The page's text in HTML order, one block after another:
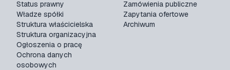
Status prawny
Władze spółki
Struktura właścicielska
Struktura organizacyjna
Ogłoszenia o pracę
Ochrona danych
osobowych
Zamówienia publiczne
Zapytania ofertowe
Archiwum